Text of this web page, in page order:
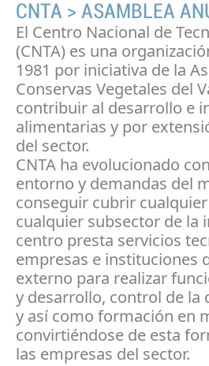
CNTA > ASAMBLEA
El Centro Nacional de
(CNTA) es una
1981 por iniciativa de la
Conservas Vegetales del
contribuir al desarrollo e
alimentarias y por
del sector.
CNTA ha evolucionado
entorno y demandas del
conseguir cubrir
cualquier subsector de la
centro presta servicios
empresas e instituciones
externo para realizar
y desarrollo, control de la
y así como formación en
convirtiéndose de esta
las empresas del sector.